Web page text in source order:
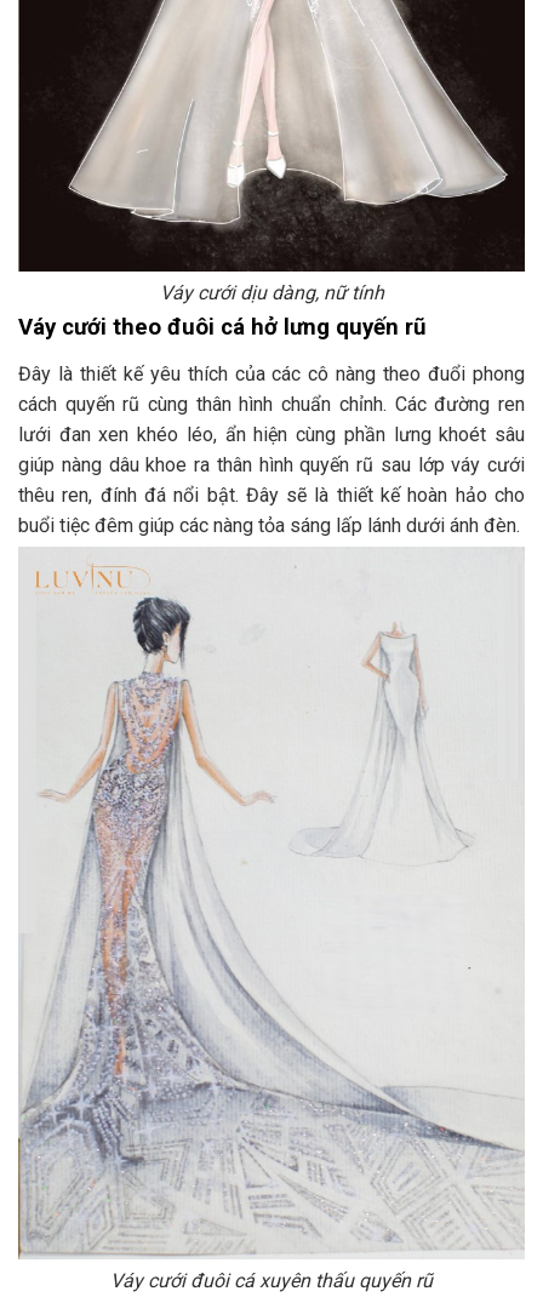
Váy cưới dịu dàng, nữ tính
Váy cưới theo đuôi cá hở lưng quyến rũ
Đây là thiết kế yêu thích của các cô nàng theo đuổi phong
cách quyến rũ cùng thân hình chuẩn chỉnh. Các đường ren
lưới đan xen khéo léo, ẩn hiện cùng phần lưng khoét sâu
giúp nàng dâu khoe ra thân hình quyến rũ sau lớp váy cưới
thêu ren, đính đá nổi bật. Đây sẽ là thiết kế hoàn hảo cho
buổi tiệc đêm giúp các nàng tỏa sáng lấp lánh dưới ánh đèn.
Váy cưới đuôi cá xuyên thấu quyến rũ